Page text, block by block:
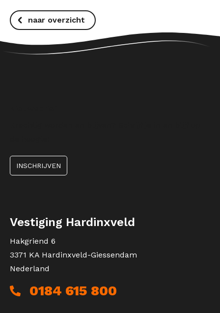
naar overzicht
INSCHRIJVEN
Vestiging Hardinxveld
Hakgriend 6
3371 KA Hardinxveld-Giessendam
Nederland
0184 615 800